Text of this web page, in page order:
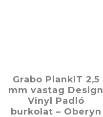
Grabo PlankIT 2,5
mm vastag Design
Vinyl Padló
burkolat – Oberyn